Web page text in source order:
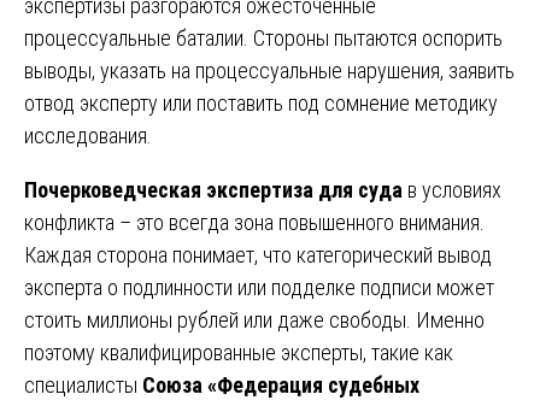
экспертизы разгораются ожесточенные
процессуальные баталии. Стороны пытаются оспорить
выводы, указать на процессуальные нарушения, заявить
отвод эксперту или поставить под сомнение методику
исследования.
Почерковедческая экспертиза для суда в условиях
конфликта – это всегда зона повышенного внимания.
Каждая сторона понимает, что категорический вывод
эксперта о подлинности или подделке подписи может
стоить миллионы рублей или даже свободы. Именно
поэтому квалифицированные эксперты, такие как
специалисты Союза «Федерация судебных